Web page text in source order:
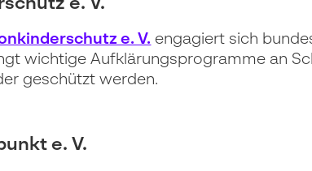
e. V.
e. V. engagiert sich
wichtige Aufklärungsprogramme an
geschützt werden.
e. V.